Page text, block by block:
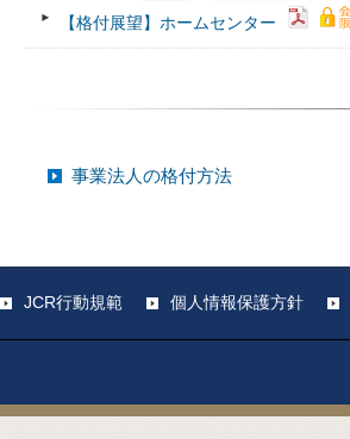
【格付展望】ホームセンター
事業法人の格付方法
JCR行動規範 個人情報保護方針